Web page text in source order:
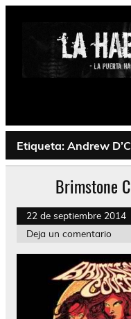
Saltar
Psychedelic, Stoner,
Etiqueta: Andrew
Brimstone
22 de septiembre 2014
Deja un comentario